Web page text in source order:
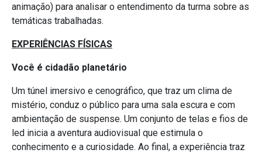
animação) para analisar o entendimento da turma sobre as
temáticas trabalhadas.
EXPERIÊNCIAS FÍSICAS
Você é cidadão planetário
Um túnel imersivo e cenográfico, que traz um clima de
mistério, conduz o público para uma sala escura e com
ambientação de suspense. Um conjunto de telas e fios de
led inicia a aventura audiovisual que estimula o
conhecimento e a curiosidade. Ao final, a experiência traz